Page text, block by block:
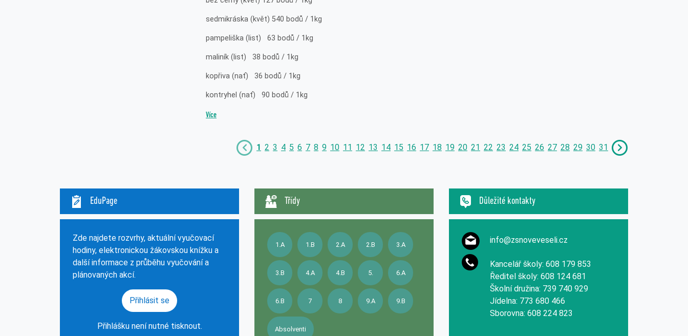
sedmikráska (květ) 540 bodů / 1kg
pampeliška (list) 63 bodů / 1kg
maliník (list) 38 bodů / 1kg
kopřiva (nať) 36 bodů / 1kg
kontryhel (nať) 90 bodů / 1kg
Více
1 2 3 4 5 6 7 8 9 10 11 12 13 14 15 16 17 18 19 20 21 22 23 24 25 26 27 28 29 30 31
EduPage
Zde najdete rozvrhy, aktuální vyučovací
hodiny, elektronickou žákovskou knížku a
další informace z průběhu vyučování a
plánovaných akcí.
Přihlásit se
Přihlášku není nutné tisknout.
Třídy
1.A 1.B 2.A 2.B 3.A
3.B 4.A 4.B 5. 6.A
6.B 7 8 9.A 9.B
Absolventi
Důležité kontakty
info@zsnoveveseli.cz
Kancelář školy: 608 179 853
Ředitel školy: 608 124 681
Školní družina: 739 740 929
Jídelna: 773 680 466
Sborovna: 608 224 823